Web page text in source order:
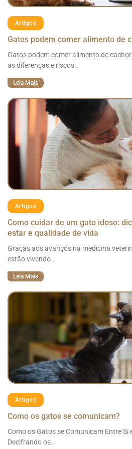
Artigos
Gatos podem comer alimento de
Gatos podem comer alimento de
as diferenças e riscos..
Leia Mais
Artigos
Como cuidar de um gato idoso:
estar e qualidade de vida
Graças aos avanços na medicina
estão vivendo..
Leia Mais
Artigos
Como os gatos se comunicam?
Como os Gatos se Comunicam Entre Si
Decifrando os..